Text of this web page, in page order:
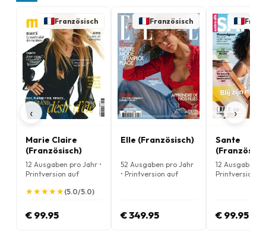
‹
Französisch
Marie Claire
(Französisch)
12 Ausgaben pro Jahr •
Printversion auf
★
★★
★★
★★
★★
★(5.0/5.0)
€ 99.95
Französisch
Elle (Französisch)
52 Ausgaben pro Jahr
• Printversion auf
€ 349.95
Sante
12 Ausgaben
Printversion
€ 99.95
›